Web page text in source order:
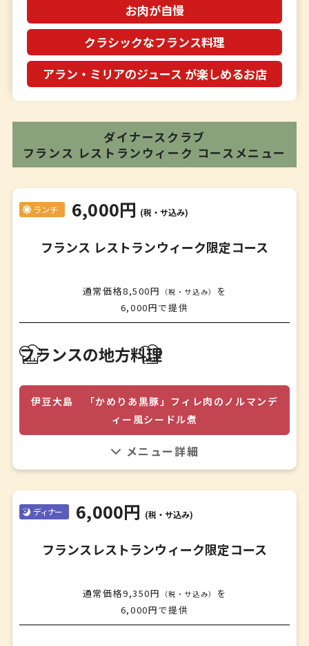
お肉が自慢
クラシックなフランス料理
アラン・ミリアのジュース が楽しめるお店
ダイナースクラブ
フランス レストランウィーク コースメニュー
ランチ 6,000円 (税・サ込み)
フランス レストランウィーク限定コース
通常価格8,500円 （税・サ込み）
を
6,000円で提供
アミューズ
旬野菜の四重奏テリーヌ
オードブル
おまかせオードブル盛り合わせ
季節野菜とコシヒカリのポタージュ
＊
メイン料理
伊豆大島 「かめりあ黒豚」フィレ肉のノルマンディー風
シードル煮
デザート
食後のお飲み物
フランスの地方料理
伊豆大島 「かめりあ黒豚」フィレ肉のノルマンデ
ィー風シードル煮
伊豆大島の名産品である明日葉や椿油、大島牛乳で育てた
ブリティッシュバークシャー血統のかめりあ黒豚を、ノル
ディナー 6,000円 (税・サ込み)
フランスレストランウィーク限定コース
通常価格9,350円 （税・サ込み）
を
6,000円で提供